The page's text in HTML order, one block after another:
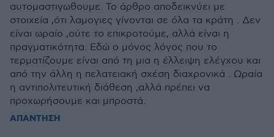
αυτομαστιγωθουμε. Το άρθρο αποδεικνύει με
στοιχεία ,ότι λαμογιες γίνονται σε όλα τα κράτη . Δεν
είναι ωραίο ,ούτε το επικροτούμε, αλλά είναι η
πραγματικότητα. Εδώ ο μόνος λόγος που το
τερματίζουμε είναι από τη μια η έλλειψη ελέγχου και
από την άλλη η πελατειακή σχέση διαχρονικά . Ωραία
η αντιπολιτευτική διάθεση ,αλλά πρέπει να
προχωρήσουμε και μπροστά.
ΑΠΑΝΤΗΣΗ